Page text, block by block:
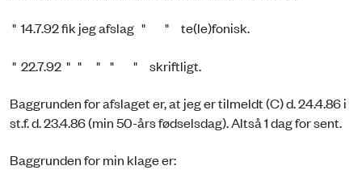
" 14.7.92 fik jeg afslag " " te(le)fonisk.
" 22.7.92 " " " " " skriftligt.
Baggrunden for afslaget er, at jeg er tilmeldt (C) d. 24.4.86 i
st.f. d. 23.4.86 (min 50-års fødselsdag). Altså 1 dag for sent.
Baggrunden for min klage er: